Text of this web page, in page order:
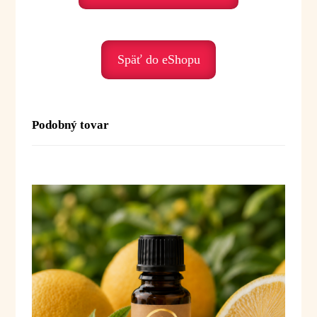
• únavu – povzbudzuje
• psychické vyčerpanie – prináša novú energiu
• oslabenie – podporuje vnútornú silu
• stagnáciu – rozhýbava energiu
energie. Pomáha nám znovu prebudiť vnútornú
silu, stabilitu a chuť naplno žiť.
Posolstvo:„S odvahou a silou kráčam životom.“
Použitie:
Difúzia:
1–3 kvapkydo difuzéra alebo
aromalampy
Späť do eShopu
Podobný tovar